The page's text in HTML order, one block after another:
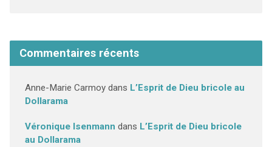
Commentaires récents
Anne-Marie Carmoydans L’Esprit de Dieu bricole au
Dollarama
Véronique Isenmann dans L’Esprit de Dieu bricole
au Dollarama